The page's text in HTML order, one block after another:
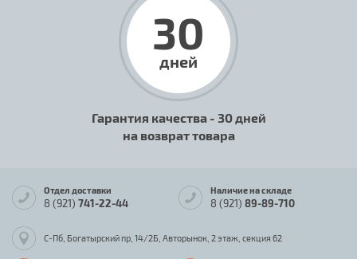
30
дней
Гарантия качества - 30 дней
на возврат товара
Отдел доставки
8 (921) 741-22-44
Наличие на складе
8 (921) 89-89-710
С-Пб, Богатырский пр, 14/2Б, Авторынок, 2 этаж, секция 62